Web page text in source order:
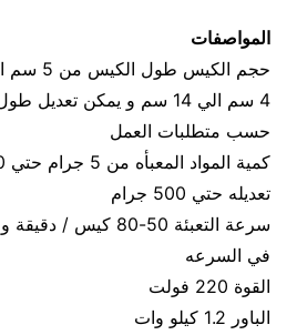
المواصفات
4 سم الي 14 سم و يمكن
حسب متطلبات العمل
تعديله حتي 500 جرام
سرعة التعبئة 50-80
في السرعه
القوة 220 فولت
الباور 1.2 كيلو وات